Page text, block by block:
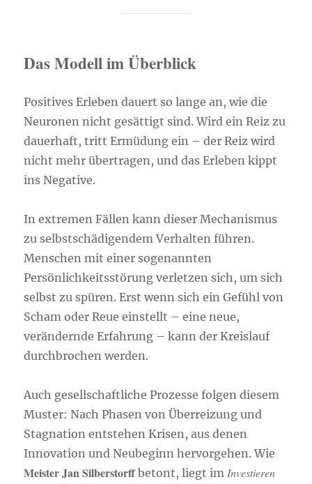
Das Modell im Überblick
Positives Erleben dauert so lange an, wie die
Neuronen nicht gesättigt sind. Wird ein Reiz zu
dauerhaft, tritt Ermüdung ein – der Reiz wird
nicht mehr übertragen, und das Erleben kippt
ins Negative.
In extremen Fällen kann dieser Mechanismus
zu selbstschädigendem Verhalten führen.
Menschen mit einer sogenannten
Persönlichkeitsstörung verletzen sich, um sich
selbst zu spüren. Erst wenn sich ein Gefühl von
Scham oder Reue einstellt – eine neue,
verändernde Erfahrung – kann der Kreislauf
durchbrochen werden.
Auch gesellschaftliche Prozesse folgen diesem
Muster: Nach Phasen von Überreizung und
Stagnation entstehen Krisen, aus denen
Innovation und Neubeginn hervorgehen. Wie
Meister Jan Silberstorffbetont, liegt imInvestieren